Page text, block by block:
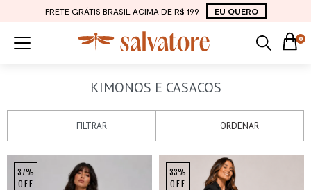
FRETE GRÁTIS BRASIL ACIMA DE R$ 199 EU QUERO
0
KIMONOS E CASACOS
FILTRAR ORDENAR
37%
OFF
33%
OFF